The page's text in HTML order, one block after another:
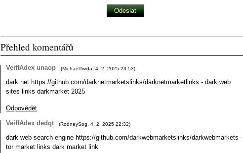
Přehled komentářů
VeiffAdex unaop (MichaelTwida 4. 2. 2025 23:53)
dark net https://github.com/darknetmarketslinks/darknetmarketlinks - dark web
sites links darkmarket 2025
Odpovědět
VeiffAdex dedqt
(RodneySog 4. 2. 2025 22:32)
dark web search engine https://github.com/darkwebmarketslinks/darkwebmarkets -
tor market links dark market link